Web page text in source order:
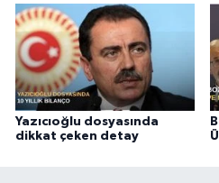
Yazıcıoğlu dosyasında
dikkat çeken detay